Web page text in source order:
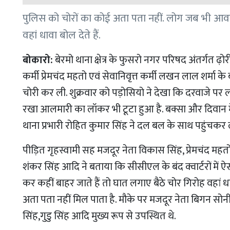
पुलिस को चोरों का कोई अता पता नहीं. लोग जब भी
वहां धावा बोल देते हैं.
बोकारो:बेरमो थाना क्षेत्र के फुसरो नगर परिषद अंतर्गत
कर्मी प्रेमचंद महतो एवं सेवानिवृत्त कर्मी लखन लाल
चोरी कर ली. शुक्रवार को पड़ोसियो ने देखा कि दरवाजे
रखा आलमारी का लॉकर भी टूटा हुआ है. बक्सा और
थाना प्रभारी रोहित कुमार सिंह ने दल बल के साथ
पीड़ित गृहस्वामी सह मजदूर नेता विकास सिंह, प्रेमचंद
शंकर सिंह आदि ने बताया कि सीसीएल के बंद क्वार्टरों में
कर कहीं बाहर जाते हैं तो घात लगाए बैठे चोर गिरोह
अता पता नहीं मिल पाता है. मौके पर मजदूर नेता बिगन
सिंह,गुडु सिंह आदि मुख्य रूप से उपस्थित थे.